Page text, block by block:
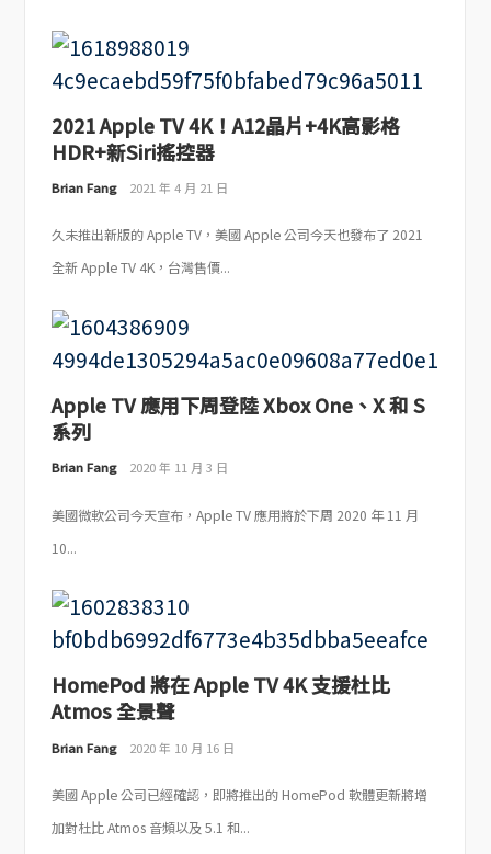
2021 Apple TV 4K！A12晶片+4K高影格
HDR+新Siri搖控器
Brian Fang 2021 年 4 月 21 日
久未推出新版的 Apple TV，美國 Apple 公司今天也發布了 2021
全新 Apple TV 4K，台灣售價...
Apple TV 應用下周登陸 Xbox One、X 和 S
系列
Brian Fang 2020 年 11 月 3 日
美國微軟公司今天宣布，Apple TV 應用將於下周 2020 年 11 月
10...
HomePod 將在 Apple TV 4K 支援杜比
Atmos 全景聲
Brian Fang 2020 年 10 月 16 日
美國 Apple 公司已經確認，即將推出的 HomePod 軟體更新將增
加對杜比 Atmos 音頻以及 5.1 和...